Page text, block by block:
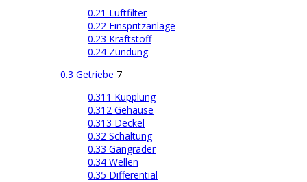
0.21 Luftfilter
0.22 Einspritzanlage
0.23 Kraftstoff
0.24 Zündung
0.3 Getriebe 7
0.311 Kupplung
0.312 Gehäuse
0.313 Deckel
0.32 Schaltung
0.33 Gangräder
0.34 Wellen
0.35 Differential